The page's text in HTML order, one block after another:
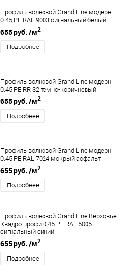
Профиль волновой Grand Line модерн
0.45 PE RAL 9003 сигнальный белый
655 руб. /м2
Подробнее
Профиль волновой Grand Line модерн
0.45 PE RR 32 темно-коричневый
655 руб. /м2
Подробнее
Профиль волновой Grand Line модерн
0.45 PE RAL 7024 мокрый асфальт
655 руб. /м2
Подробнее
Профиль волновой Grand Line Верховье
Квадро профи 0.45 PE RAL 5005
сигнальный синий
655 руб. /м2
Подробнее